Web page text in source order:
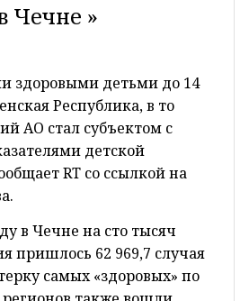
Чечне »
здоровыми детьми до 14
Республика, в то
АО стал субъектом с
детской
RT со ссылкой на
в Чечне на сто тысяч
пришлось 62 969,7 случая
самых «здоровых» по